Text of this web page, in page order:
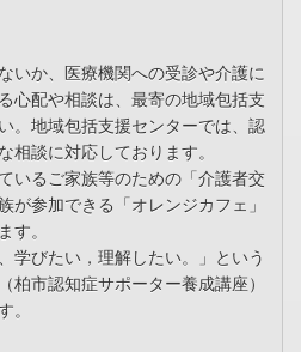
いか、医療機関への受診や介護に
心配や相談は、最寄の地域包括支
。地域包括支援センターでは、認
相談に対応しております。
いるご家族等のための「介護者交
が参加できる「オレンジカフェ」
す。
学びたい，理解したい。」という
柏市認知症サポーター養成講座）
。